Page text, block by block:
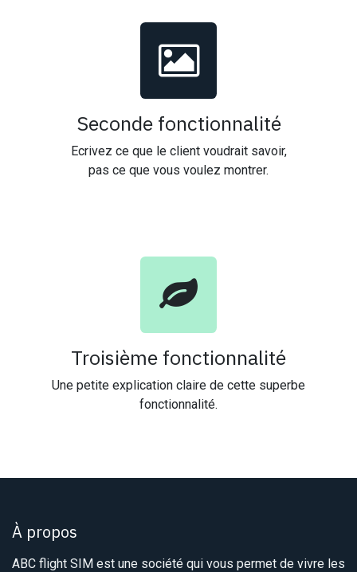
Seconde fonctionnalité
Ecrivez ce que le client voudrait savoir,
pas ce que vous voulez montrer.
Troisième fonctionnalité
Une petite explication claire de cette superbe
fonctionnalité.
À propos
ABC flight SIM est une société qui vous permet de vivre les